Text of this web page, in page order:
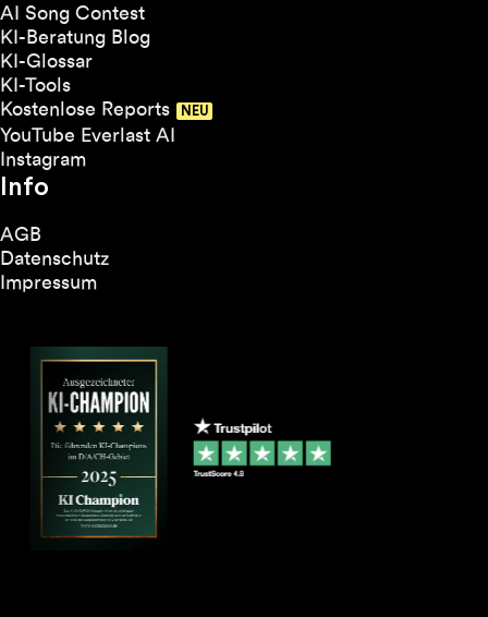
AI Song Contest
KI-Beratung Blog
KI-Glossar
KI-Tools
Kostenlose Reports
YouTube Everlast AI
Instagram
Info
AGB
Datenschutz
Impressum